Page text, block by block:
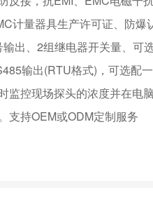
计量器具生产许可证、防爆
出、2组继电器开关量、可
输出(RTU格式)，可选配一
监控现场探头的浓度并在电
支持OEM或ODM定制服务